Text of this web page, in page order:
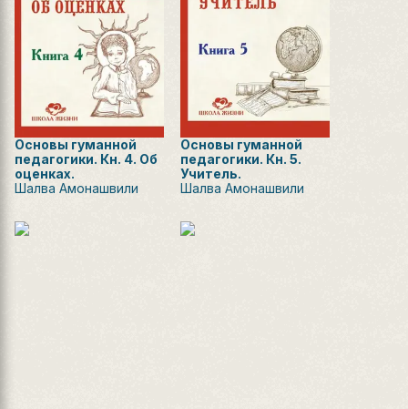
Основы гуманной
педагогики. Кн. 4. Об
оценках.
Шалва Амонашвили
Основы гуманной
педагогики. Кн. 5.
Учитель.
Шалва Амонашвили